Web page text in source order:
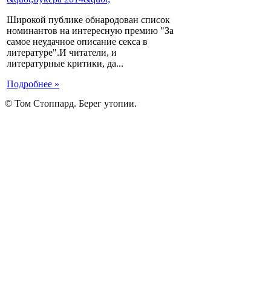
Широкой публике обнародован список
номинантов на интересную премию "За
самое неудачное описание секса в
литературе".И читатели, и
литературные критики, да...
Подробнее »
© Том Стоппард. Берег утопии.